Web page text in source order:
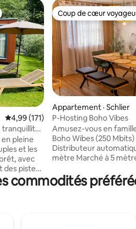
les plus aimés
Note moyenne de 4,99 sur 5, 171
4,99 (171)
tranquillité
pleine
et les
avec
des pistes
Coup de cœur
Coup de cœur
Appartement · Schlier
P-Hosting Boho Vibes
Amusez-vous en famille avec P-
Boho Wibes (250 Mbits) A proximité !
Distributeur
mètre Marché à 5
jeux à 50 mètres Eglise
100 mètres Terrain de
commodités